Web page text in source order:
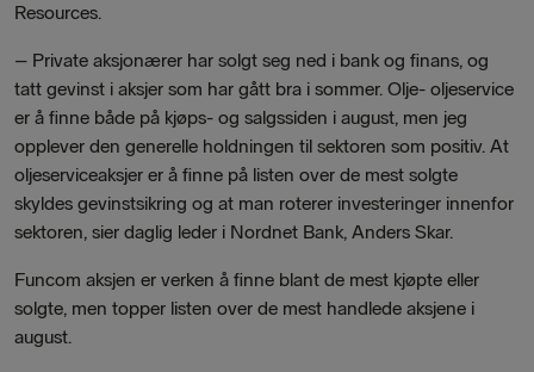
Resources.
– Private aksjonærer har solgt seg ned i bank og finans, og
tatt gevinst i aksjer som har gått bra i sommer. Olje- oljeservice
er å finne både på kjøps- og salgssiden i august, men jeg
opplever den generelle holdningen til sektoren som positiv. At
oljeserviceaksjer er å finne på listen over de mest solgte
skyldes gevinstsikring og at man roterer investeringer innenfor
sektoren, sier daglig leder i Nordnet Bank, Anders Skar.
Funcom aksjen er verken å finne blant de mest kjøpte eller
solgte, men topper listen over de mest handlede aksjene i
august.